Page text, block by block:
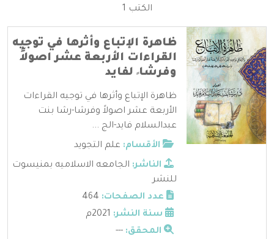
الكتب 1
ظاهرة الإتباع وأثرها في توجيه
القراءات الأربعة عشر اصولاً
وفرشا ً لفايد
ظاهرة الإتباع وأثرها في توجيه القراءات
الأربعة عشر اصولاً وفرشا-رشا بنت
عبدالسلام فايد-الج ...
الأقسام: علم التجويد
الناشر: الجامعه الاسلاميه بمنيسوت
للنشر
عدد الصفحات:
سنة النشر:
المحقق: ---